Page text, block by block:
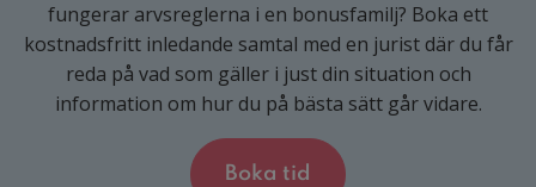
fungerar arvsreglerna i en bonusfamilj? Boka ett
kostnadsfritt inledande samtal med en jurist där du får
reda på vad som gäller i just din situation och
information om hur du på bästa sätt går vidare.
Boka tid